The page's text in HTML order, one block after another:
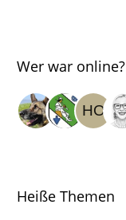
Wer war online?
Heiße Themen